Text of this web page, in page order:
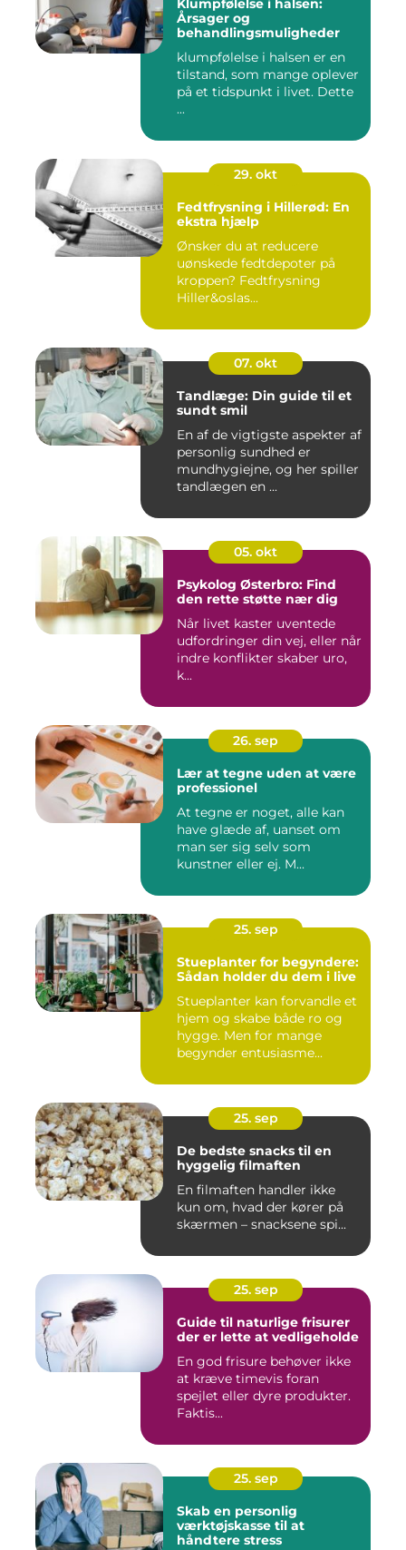
Klumpfølelse i halsen:
Årsager og
behandlingsmuligheder
klumpfølelse i halsen er en
tilstand, som mange oplever
på et tidspunkt i livet. Dette
...
29. okt
Fedtfrysning i Hillerød: En
ekstra hjælp
Ønsker du at reducere
uønskede fedtdepoter på
kroppen? Fedtfrysning
Hiller&oslas...
07. okt
Tandlæge: Din guide til et
sundt smil
En af de vigtigste aspekter af
personlig sundhed er
mundhygiejne, og her spiller
tandlægen en ...
05. okt
Psykolog Østerbro: Find
den rette støtte nær dig
Når livet kaster uventede
udfordringer din vej, eller når
indre konflikter skaber uro,
k...
26. sep
Lær at tegne uden at være
professionel
At tegne er noget, alle kan
have glæde af, uanset om
man ser sig selv som
kunstner eller ej. M...
25. sep
Stueplanter for begyndere:
Sådan holder du dem i live
Stueplanter kan forvandle et
hjem og skabe både ro og
hygge. Men for mange
begynder entusiasme...
25. sep
De bedste snacks til en
hyggelig filmaften
En filmaften handler ikke
kun om, hvad der kører på
skærmen – snacksene spi...
25. sep
Guide til naturlige frisurer
der er lette at vedligeholde
En god frisure behøver ikke
at kræve timevis foran
spejlet eller dyre produkter.
Faktis...
25. sep
Skab en personlig
værktøjskasse til at
håndtere stress